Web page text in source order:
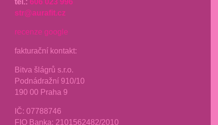
str@aurafit.cz
recenze google
fakturační kontakt:
Bitva šlágrů s.r.o.
Podnádražní 910/10
190 00 Praha 9
IČ: 07788746
FIO Banka: 2101562482/2010